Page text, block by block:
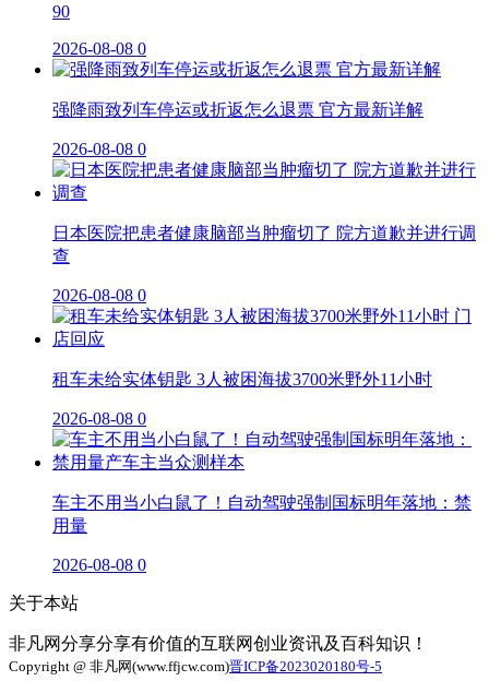
90
2026-08-08 0
强降雨致列车停运或折返怎么退票 官方最新详解
2026-08-08 0
日本医院把患者健康脑部当肿瘤切了 院方道歉并进行调
查
2026-08-08 0
租车未给实体钥匙 3人被困海拔3700米野外11小时
2026-08-08 0
车主不用当小白鼠了！自动驾驶强制国标明年落地：禁
用量
2026-08-08 0
关于本站
非凡网分享分享有价值的互联网创业资讯及百科知识！
Copyright @ 非凡网(www.ffjcw.com)晋ICP备2023020180号-5